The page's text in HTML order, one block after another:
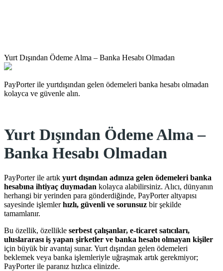
Yurt Dışından Ödeme Alma – Banka Hesabı Olmadan
PayPorter ile yurtdışından gelen ödemeleri banka hesabı olmadan
kolayca ve güvenle alın.
Yurt Dışından Ödeme Alma –
Banka Hesabı Olmadan
PayPorter ile artık yurt dışından adınıza gelen ödemeleri banka
hesabına ihtiyaç duymadan kolayca alabilirsiniz. Alıcı, dünyanın
herhangi bir yerinden para gönderdiğinde, PayPorter altyapısı
sayesinde işlemlerhızlı, güvenli ve sorunsuz bir şekilde
tamamlanır.
Bu özellik, özellikle serbest çalışanlar, e-ticaret satıcıları,
uluslararası iş yapan şirketler ve banka hesabı olmayan kişiler
için büyük bir avantaj sunar. Yurt dışından gelen ödemeleri
beklemek veya banka işlemleriyle uğraşmak artık gerekmiyor;
PayPorter ile paranız hızlıca elinizde.